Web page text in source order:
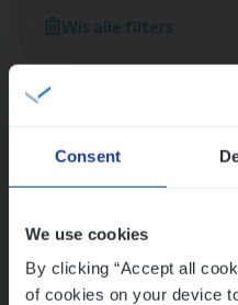
Consent
We use cookies
By clicking “Accept all
of cookies on your device
Wis alle filters
Meer dan collega’s: hoe
versterken
Mathias houdt van
humor
werk
Ons